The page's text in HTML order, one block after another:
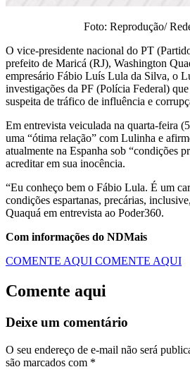
Foto: Reprodução/
O vice-presidente nacional do PT
prefeito de Maricá (RJ), Washington
empresário Fábio Luís Lula da Silva, o
investigações da PF (Polícia Federal)
suspeita de tráfico de influência e
Em entrevista veiculada na quarta-feira
uma “ótima relação” com Lulinha e
atualmente na Espanha sob “condições
acreditar em sua inocência.
“Eu conheço bem o Fábio Lula. É um
condições espartanas, precárias,
Quaquá em entrevista ao Poder360.
Com informações do NDMais
COMENTE AQUI COMENTE AQUI
Comente aqui
Deixe um comentário
O seu endereço de e-mail não será
são marcados com *